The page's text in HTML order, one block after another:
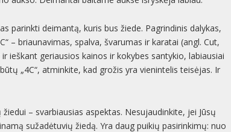
parinkti deimantą, kuris bus žiede. Pagrindinis dalykas,
– briaunavimas, spalva, švarumas ir karatai (angl. Cut,
ieškant geriausios kainos ir kokybes santykio, labiausiai
„4C“, atminkite, kad grožis yra vienintelis teisėjas. Ir
– svarbiausias aspektas. Nesujaudinkite, jei Jūsų
sužadėtuvių žiedą. Yra daug puikių pasirinkimų: nuo